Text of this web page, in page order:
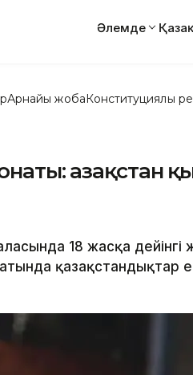
Әлемде
Арнайы жобаКонституциялық
Қазақстан
18 жасқа дейінгі
қазақстандықтар